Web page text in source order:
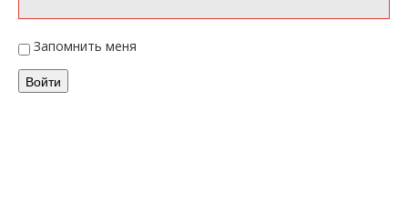
Запомнить меня
Войти